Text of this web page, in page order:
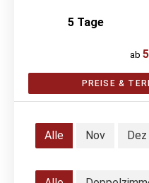
5 Tage
ab
PREISE &
Alle Nov Dez